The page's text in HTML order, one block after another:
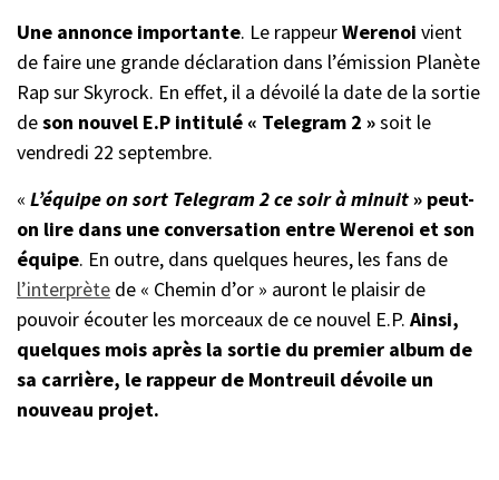
Une annonce importante. Le rappeurWerenoi vient
de faire une grande déclaration dans l’émission Planète
Rap sur Skyrock. En effet, il a dévoilé la date de la sortie
deson nouvel E.P intitulé « Telegram 2 »soit le
vendredi 22 septembre.
« L’équipe on sort Telegram 2 ce soir à minuit» peut-
on lire dans une conversation entre Werenoi et son
équipe. En outre, dans quelques heures, les fans de
l’interprète de « Chemin d’or » auront le plaisir de
pouvoir écouter les morceaux de ce nouvel E.P. Ainsi,
quelques mois après la sortie du premier album de
sa carrière, le rappeur de Montreuil dévoile un
nouveau projet.